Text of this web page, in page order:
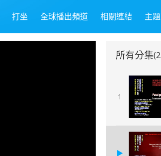
打坐 全球播出頻道 相關連結 主題
所有分集
1